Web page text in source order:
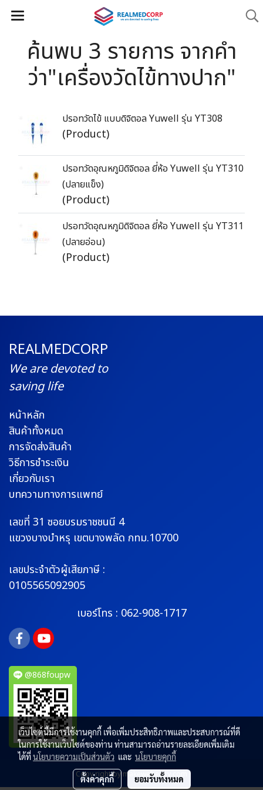
ค้นพบ 3 รายการ จากคำ
ว่า"เครื่องวัดไข้ทางปาก"
ปรอทวัดไข้ แบบดิจิตอล Yuwell รุ่น YT308
(Product)
ปรอทวัดอุณหภูมิดิจิตอล ยี่ห้อ Yuwell รุ่น YT310
(ปลายแข็ง)
(Product)
ปรอทวัดอุณหภูมิดิจิตอล ยี่ห้อ Yuwell รุ่น YT311
(ปลายอ่อน)
(Product)
REALMEDCORP
We are devoted to
saving life
หน้าหลัก
สินค้าทั้งหมด
การจัดส่งสินค้า
วิธีการชำระเงิน
เกี่ยวกับเรา
บทความทางการแพทย์
เลขที่ 31 ซอยบรมราชชนนี 4
แขวงบางบำหรุ เขตบางพลัด กทม.10700
เลขประจำตัวผู้เสียภาษี :
0105565092905
เบอร์โทร : 062-908-1717
@868foupw
Copy right by makewebeasy.com
เว็บไซต์นี้มีการใช้งานคุกกี้ เพื่อเพิ่มประสิทธิภาพและประสบการณ์ที่ดี
ในการใช้งานเว็บไซต์ของท่าน ท่านสามารถอ่านรายละเอียดเพิ่มเติม
ได้ที่นโยบายความเป็นส่วนตัว และ นโยบายคุกกี้
ตั้งค่าคุกกี้ ยอมรับทั้งหมด